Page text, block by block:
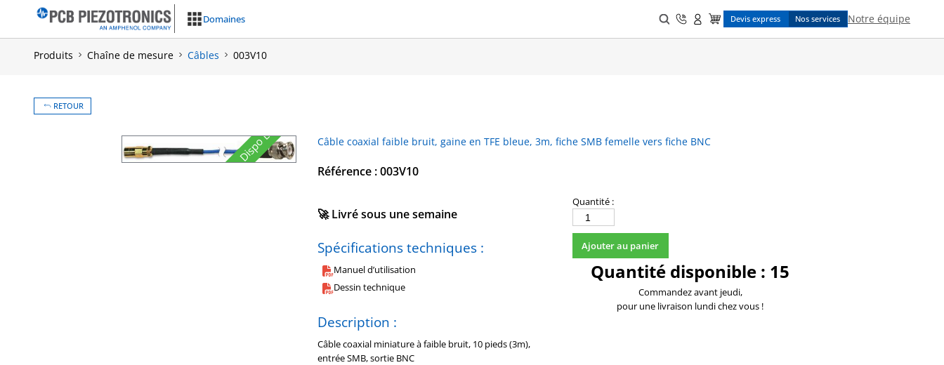
Domaines
Search
for:
Devis express Nos services Notre équipe
Produits Chaîne de mesure Câbles 003V10
RETOUR
Dispo Express Câble coaxial faible bruit, gaine en TFE bleue, 3m, fiche SMB femelle vers fiche BNC
Référence : 003V10
🚀 Livré sous une semaine
Spécifications techniques :
Manuel d’utilisation
Dessin technique
Description :
Câble coaxial miniature à faible bruit, 10 pieds (3m),
entrée SMB, sortie BNC
Quantité :
quantité
de
003V10
Ajouter au panier
Quantité disponible : 15
Commandez avant jeudi,
pour une livraison lundi chez vous !